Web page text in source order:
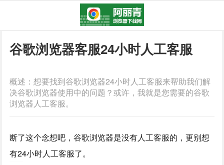
谷歌浏览器客服24小时人工客服
概述：想要找到谷歌浏览器24小时人工客服来帮助我们解
决谷歌浏览器使用中的问题？或许，我就是您需要的谷歌
浏览器人工客服。
断了这个念想吧，谷歌浏览器是没有人工客服的，更别想
有24小时人工客服了。